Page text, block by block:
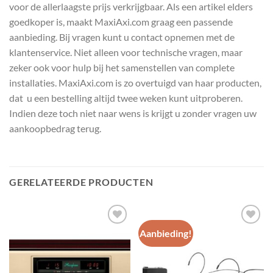
voor de allerlaagste prijs verkrijgbaar. Als een artikel elders
goedkoper is, maakt MaxiAxi.com graag een passende
aanbieding. Bij vragen kunt u contact opnemen met de
klantenservice. Niet alleen voor technische vragen, maar
zeker ook voor hulp bij het samenstellen van complete
installaties. MaxiAxi.com is zo overtuigd van haar producten,
dat u een bestelling altijd twee weken kunt uitproberen.
Indien deze toch niet naar wens is krijgt u zonder vragen uw
aankoopbedrag terug.
GERELATEERDE PRODUCTEN
Toevoegen
aan
wenslijst
Aanbieding!
aan
wenslijst